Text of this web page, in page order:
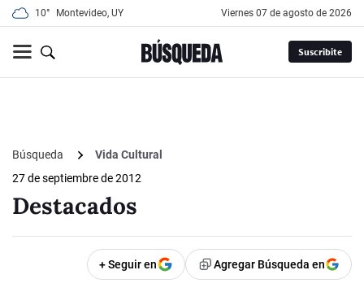
10° Montevideo, UY viernes 07 de agosto de 2026
Suscribite
Búsqueda
Vida Cultural
27 de septiembre de 2012
Destacados
+ Seguir en Agregar Búsqueda en